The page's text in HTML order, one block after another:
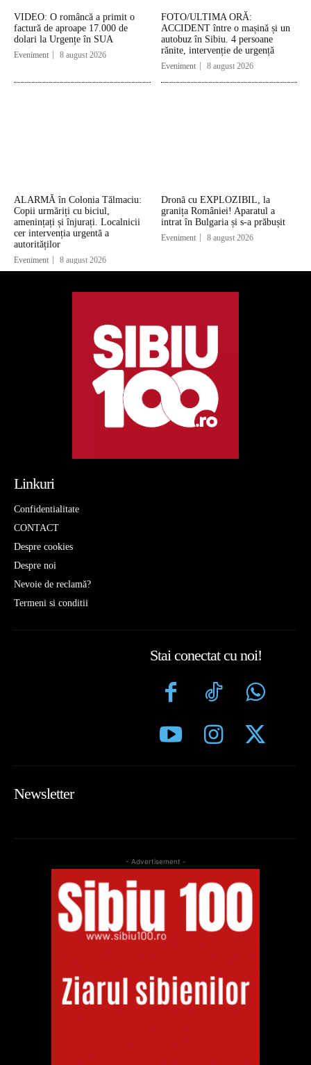
VIDEO: O româncă a primit o
factură de aproape 17.000 de
dolari la Urgențe în SUA
Eveniment 8 august 2026
FOTO/ULTIMA ORĂ:
ACCIDENT între o mașină și un
autobuz în Sibiu. 4 persoane
rănite, intervenție de urgență
Eveniment 8 august 2026
ALARMĂ în Colonia Tălmaciu:
Copii urmăriți cu biciul,
amenințați și înjurați. Localnicii
cer intervenția urgentă a
autorităților
Eveniment 8 august 2026
Dronă cu EXPLOZIBIL, la
granița României! Aparatul a
intrat în Bulgaria și s-a prăbușit
Eveniment 8 august 2026
Linkuri
Confidentialitate
CONTACT
Despre cookies
Despre noi
Nevoie de reclamă?
Termeni si conditii
Stai conectat cu noi!
Newsletter
- Advertisement -